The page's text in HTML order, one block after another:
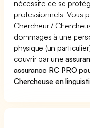
nécessite de se
professionnels. Vous
Chercheur /
dommages à une
physique (un
couvrir par une
assurance RC PRO
Chercheuse en